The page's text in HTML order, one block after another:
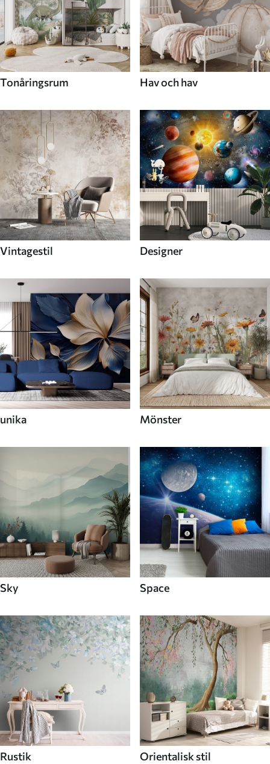
Tonåringsrum Hav och hav
Vintagestil Designer
unika Mönster
Sky Space
Rustik Orientalisk stil